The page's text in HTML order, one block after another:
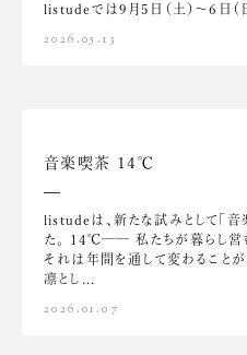
listudeでは9月5日（土）～6日（
2026.05.13
音楽喫茶 14℃
listudeは、新たな試みとして「
た。 14℃── 私たちが暮らし営
それは年間を通して変わること
凛とし...
2026.01.07